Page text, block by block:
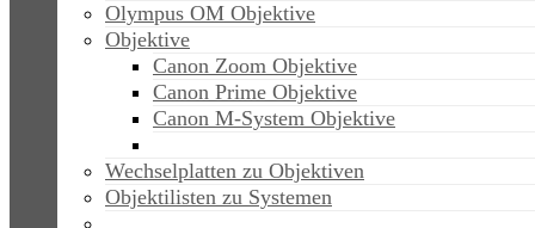
Olympus OM Objektive
Objektive
Canon Zoom Objektive
Canon Prime Objektive
Canon M-System Objektive
Wechselplatten zu Objektiven
Objektilisten zu Systemen